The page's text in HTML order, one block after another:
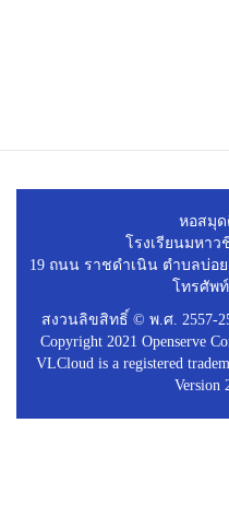
หอสมุ
โรงเรียนมหา
19 ถนน ราชดำเนิน ตำบลบ่อย
โทรศัพท์
สงวนลิขสิทธิ์ © พ.ศ. 2557-
Copyright 2021 Openserve
VLCloud is a registered
Version